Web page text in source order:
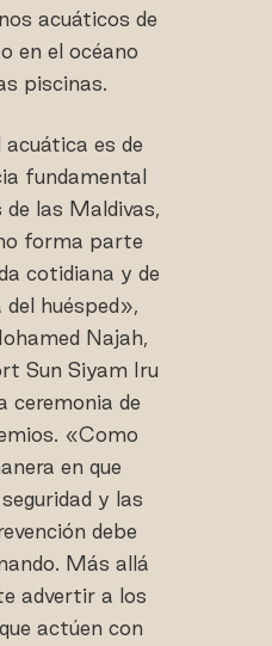
acuáticos de
en el océano
piscinas.
es de
fundamental
las Maldivas,
forma parte
cotidiana y de
huésped»,
Najah,
Sun Siyam Iru
ceremonia de
«Como
en que
y las
debe
Más allá
advertir a los
actúen con